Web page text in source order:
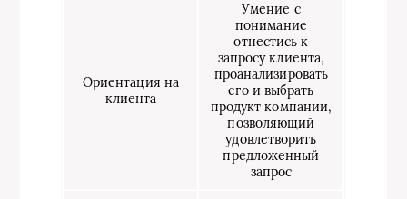
Ориентация на
клиента
Умение с
понимание
отнестись к
запросу клиента,
проанализировать
его и выбрать
продукт компании,
позволяющий
удовлетворить
предложенный
запрос